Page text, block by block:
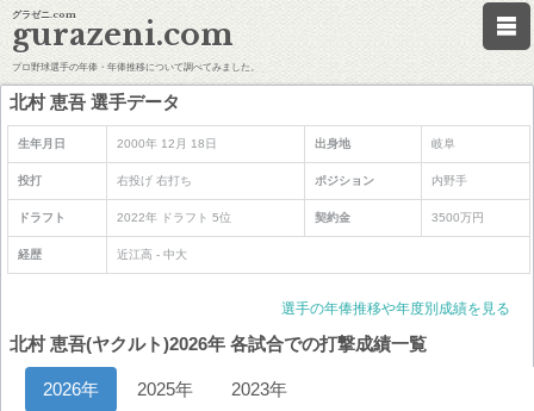
グラゼニ.com
gurazeni.com
プロ野球選手の年俸・年俸推移について調べてみました。
北村 恵吾 選手データ
生年月日 2000年 12月 18日 出身地 岐阜
投打 右投げ 右打ち ポジション 内野手
ドラフト 2022年 ドラフト 5位 契約金 3500万円
経歴 近江高 - 中大
選手の年俸推移や年度別成績を見る
北村 恵吾(ヤクルト)2026年 各試合での打撃成績一覧
2026年 2025年 2023年